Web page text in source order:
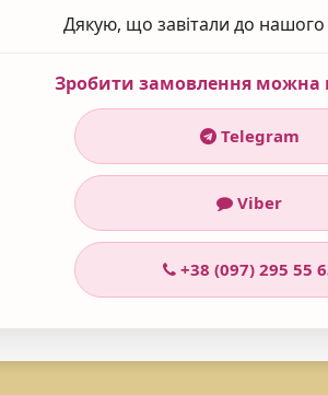
Citrullus Lanatus (Kalahari
Stearoyl Lactylate, Glyceryl
Leaf Extract, Ascorbyl Palmitate,
(Frankincense) Oil, Citric Acid,
Angustifolia (Lavender) Oil,
Дякую, що завітали до нашого
Зробити замовлення можна
Telegram
Viber
+38 (097) 295 55